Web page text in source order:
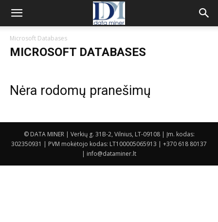
Microsoft Databases
MICROSOFT DATABASES
Nėra rodomų pranešimų
© DATA MINER | Verkių g. 31B-2, Vilnius, LT-09108 | Įm. kodas:
302350931 | PVM mokėtojo kodas: LT100005065913 | +370 618 80137
| info@dataminer.lt